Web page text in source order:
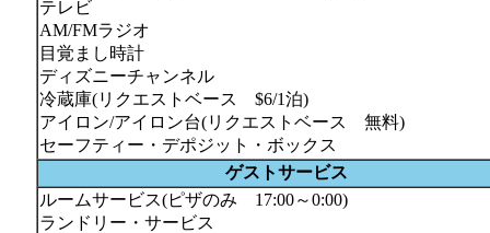
テレビ
AM/FMラジオ
目覚まし時計
ディズニーチャンネル
冷蔵庫(リクエストベース $6/1泊)
アイロン/アイロン台(リクエストベース 無料)
セーフティー・デポジット・ボックス
ゲストサービス
ルームサービス(ピザのみ 17:00～0:00)
ランドリー・サービス